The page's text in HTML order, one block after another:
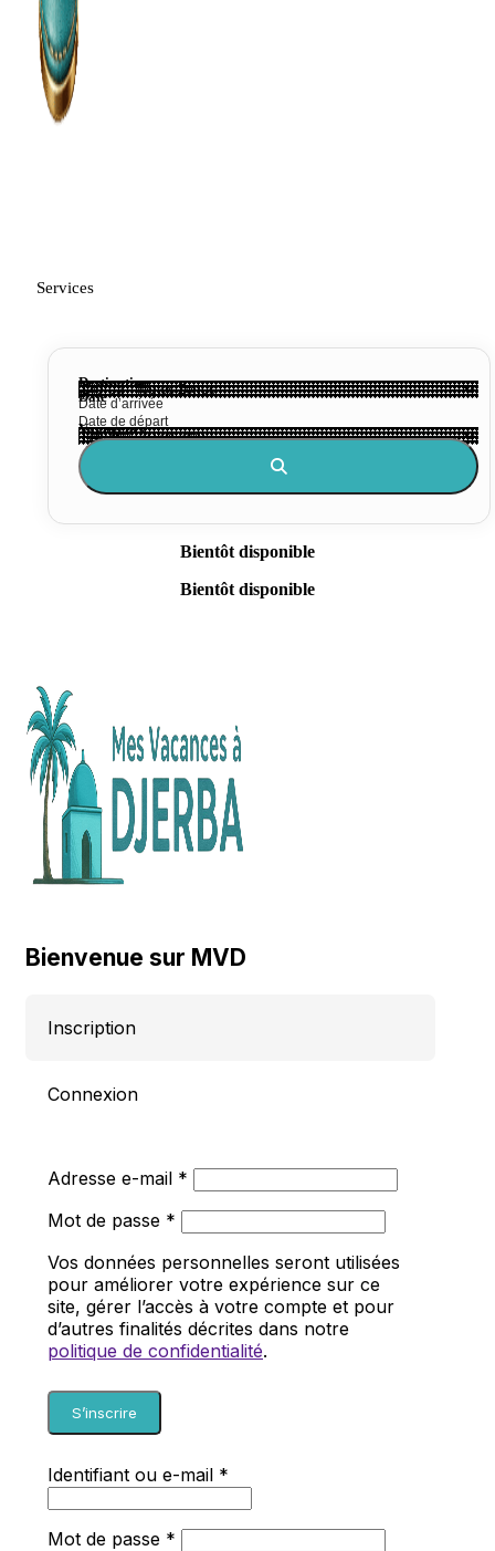
Services
Destination
Date
Voyageurs
Bientôt disponible
Bientôt disponible
Bienvenue sur MVD
Inscription
Connexion
Adresse e-mail * Obligatoire
Mot de passe * Obligatoire
Vos données personnelles seront utilisées
pour améliorer votre expérience sur ce
site, gérer l’accès à votre compte et pour
d’autres finalités décrites dans notre
politique de confidentialité.
S’inscrire
Identifiant ou e-mail *
Mot de passe * Obligatoire